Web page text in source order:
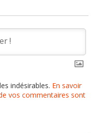
indésirables. En savoir
vos commentaires sont